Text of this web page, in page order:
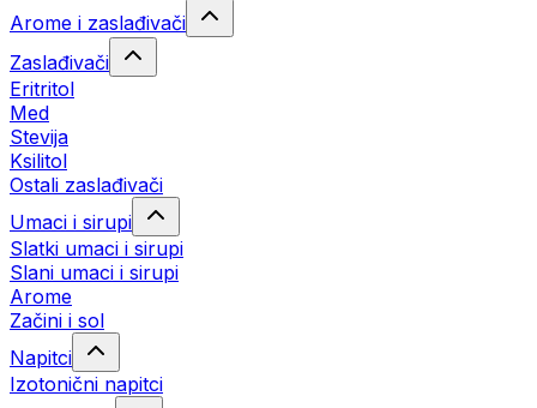
Arome i zaslađivači
Zaslađivači
Eritritol
Med
Stevija
Ksilitol
Ostali zaslađivači
Umaci i sirupi
Slatki umaci i sirupi
Slani umaci i sirupi
Arome
Začini i sol
Napitci
Izotonični napitci